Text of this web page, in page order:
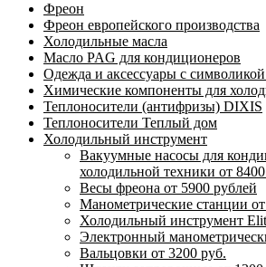
Фреон
Фреон европейского производства
Холодильные масла
Масло PAG для кондиционеров
Одежда и аксессуары с
Химические компоненты для
Теплоносители (антифризы) DIXIS
Теплоносители Теплый дом
Холодильный инструмент
Вакуумные насосы для
холодильной техники от
Весы фреона от 5900 рублей
Манометрические станции
Холодильный инструмент
Электронный
Вальцовки от 3200 руб.